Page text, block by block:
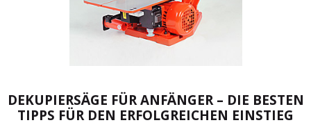
DEKUPIERSÄGE FÜR ANFÄNGER – DIE BESTEN
TIPPS FÜR DEN ERFOLGREICHEN EINSTIEG